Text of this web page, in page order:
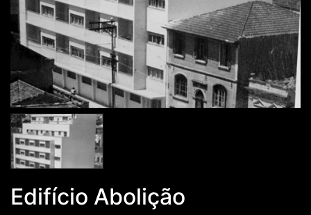
Edifício Abolição